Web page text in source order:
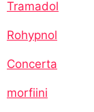
Tramadol
Rohypnol
Concerta
morfiini